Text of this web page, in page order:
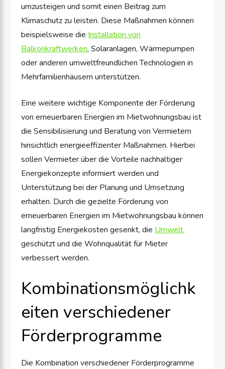
umzusteigen und somit einen Beitrag zum
Klimaschutz zu leisten. Diese Maßnahmen können
beispielsweise die Installation von
Balkonkraftwerken, Solaranlagen, Wärmepumpen
oder anderen umweltfreundlichen Technologien in
Mehrfamilienhäusern unterstützen.
Eine weitere wichtige Komponente der Förderung
von erneuerbaren Energien im Mietwohnungsbau ist
die Sensibilisierung und Beratung von Vermietern
hinsichtlich energieeffizienter Maßnahmen. Hierbei
sollen Vermieter über die Vorteile nachhaltiger
Energiekonzepte informiert werden und
Unterstützung bei der Planung und Umsetzung
erhalten. Durch die gezielte Förderung von
erneuerbaren Energien im Mietwohnungsbau können
langfristig Energiekosten gesenkt, die Umwelt
geschützt und die Wohnqualität für Mieter
verbessert werden.
Kombinationsmöglichk
eiten verschiedener
Förderprogramme
Die Kombination verschiedener Förderprogramme